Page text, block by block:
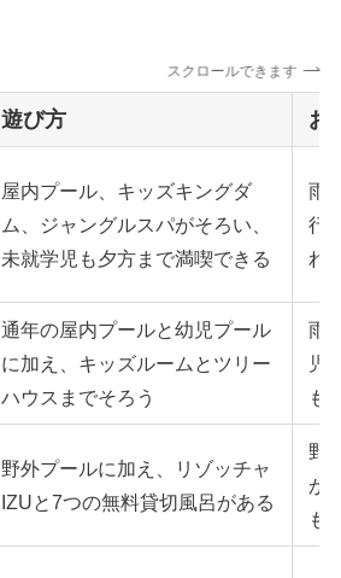
スクロールできます
遊び方 お
屋内プール、キッズキングダ
ム、ジャングルスパがそろい、
未就学児も夕方まで満喫できる
雨
行
れ
通年の屋内プールと幼児プール
に加え、キッズルームとツリー
ハウスまでそろう
雨
児
も
野外プールに加え、リゾッチャ
IZUと7つの無料貸切風呂がある
野
が
も